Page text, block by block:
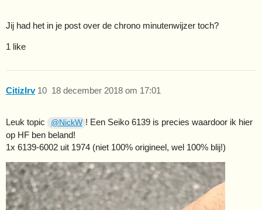
Jij had het in je post over de chrono minutenwijzer toch?
1 like
CitizIrv 18 december 2018 om 17:01
10
Leuk topic @NickW ! Een Seiko 6139 is precies waardoor ik hier
op HF ben beland!
1x 6139-6002 uit 1974 (niet 100% origineel, wel 100% blij!)